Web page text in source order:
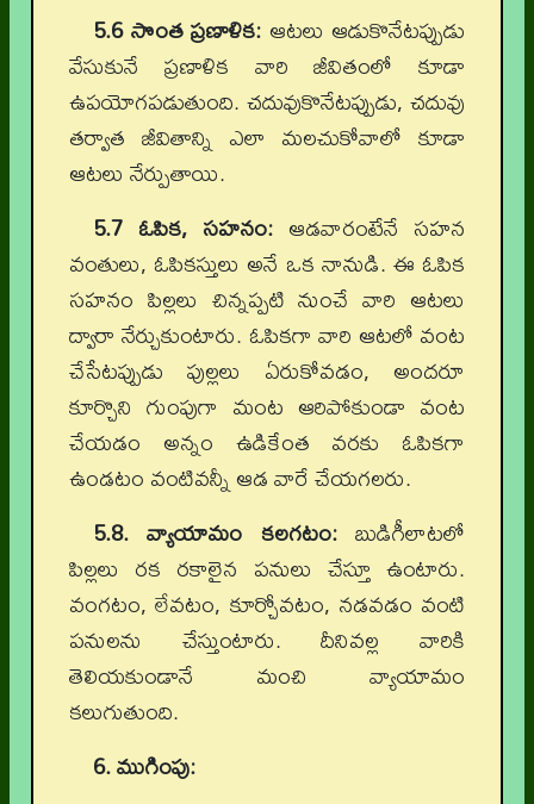
5.6 సొంత ప్రణాళిక:ఆటలు ఆడుకొనేటప్పుడు
వేసుకునే ప్రణాళిక వారి జీవితంలో కూడా
ఉపయోగపడుతుంది. చదువుకొనేటప్పుడు, చదువు
తర్వాత జీవితాన్ని ఎలా మలచుకోవాలో కూడా
ఆటలు నేర్పుతాయి.
5.7 ఓపిక, సహనం: ఆడవారంటేనే సహన
వంతులు, ఓపికస్తులు అనే ఒక నానుడి. ఈ ఓపిక
సహనం పిల్లలు చిన్నప్పటి నుంచే వారి ఆటలు
ద్వారా నేర్చుకుంటారు. ఓపికగా వారి ఆటలో వంట
చేసేటప్పుడు పుల్లలు ఏరుకోవడం, అందరూ
కూర్చొని గుంపుగా మంట ఆరిపోకుండా వంట
చేయడం అన్నం ఉడికేంత వరకు ఓపికగా
ఉండటం వంటివన్నీ ఆడ వారే చేయగలరు.
5.8. వ్యాయామం కలగటం:బుడిగీలాటలో
పిల్లలు రక రకాలైన పనులు చేస్తూ ఉంటారు.
వంగటం, లేవటం, కూర్చోవటం, నడవడం వంటి
పనులను చేస్తుంటారు. దీనివల్ల వారికి
తెలియకుండానే మంచి వ్యాయామం
కలుగుతుంది.
6. ముగింపు: